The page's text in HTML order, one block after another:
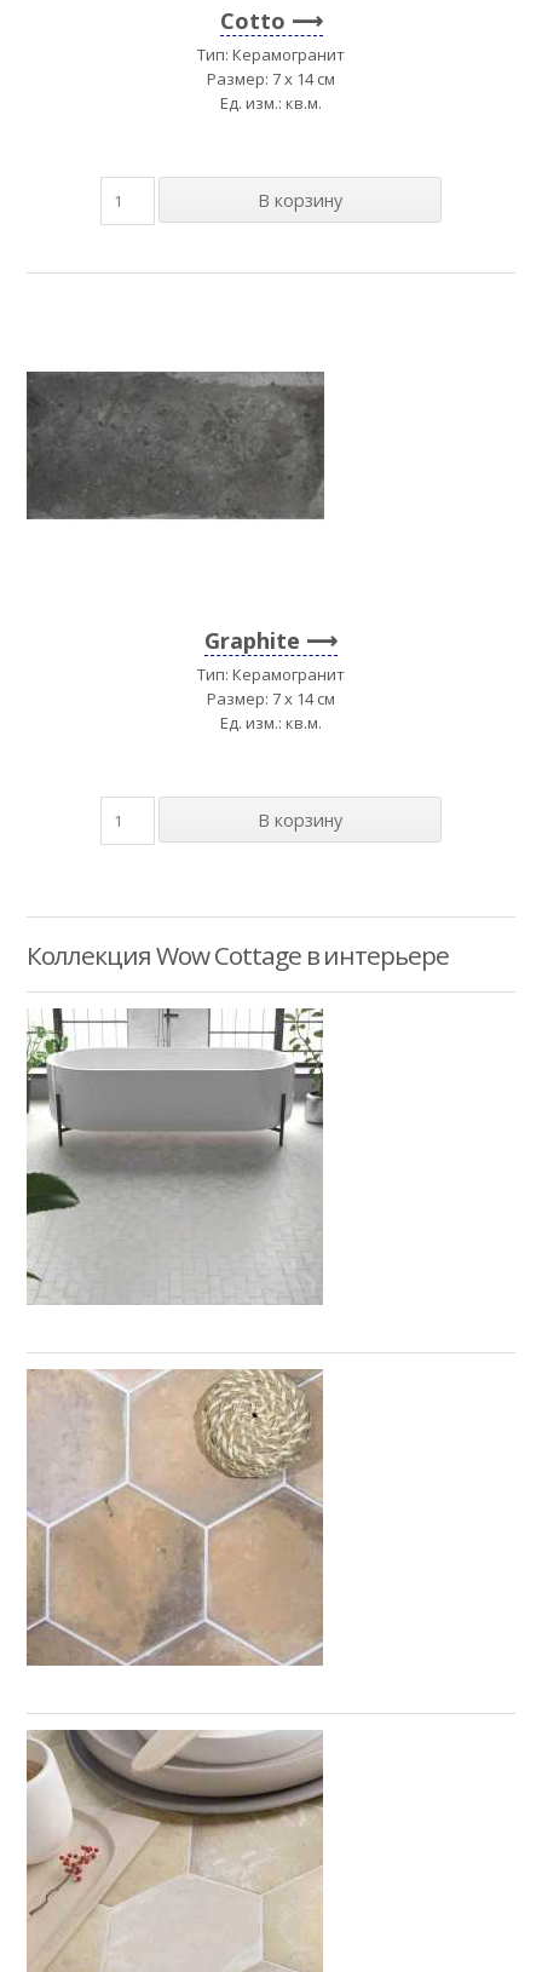
Cotto
Тип: Керамогранит
Размер: 7 x 14 см
Ед. изм.: кв.м.
Graphite
Тип: Керамогранит
Размер: 7 x 14 см
Ед. изм.: кв.м.
Коллекция Wow Cottage в интерьере